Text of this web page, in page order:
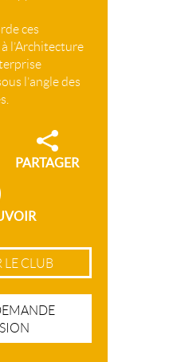
ces
l’Architecture
l’angle des
PARTAGER
LE CLUB